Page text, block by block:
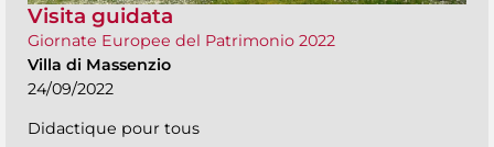
Visita guidata
Giornate Europee del Patrimonio 2022
Villa di Massenzio
24/09/2022
Didactique pour tous